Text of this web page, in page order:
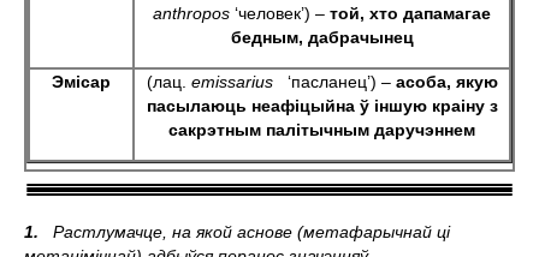
anthropos ‘человек’) – той, хто дапамагае
бедным, дабрачынец
Эмісар (лац. emissarius‘пасланец’) – асоба, якую
пасылаюць неафіцыйна ў іншую краіну з
сакрэтным палітычным даручэннем
1.
Растлумачце, на якой аснове (метафарычнай ці